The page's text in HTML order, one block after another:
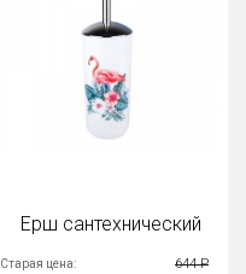
Ерш сантехнический
Старая цена: 644 Р